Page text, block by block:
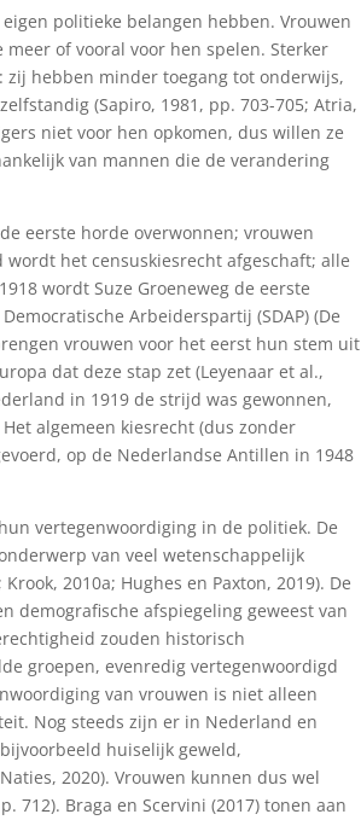
politieke belangen hebben. Vrouwen
of vooral voor hen spelen. Sterker
hebben minder toegang tot onderwijs,
(Sapiro, 1981, pp. 703-705; Atria,
niet voor hen opkomen, dus willen ze
van mannen die de verandering
eerste horde overwonnen; vrouwen
het censuskiesrecht afgeschaft; alle
wordt Suze Groeneweg de eerste
Arbeiderspartij (SDAP) (De
vrouwen voor het eerst hun stem uit
dat deze stap zet (Leyenaar et al.,
in 1919 de strijd was gewonnen,
algemeen kiesrecht (dus zonder
op de Nederlandse Antillen in 1948
vertegenwoordiging in de politiek. De
van veel wetenschappelijk
2010a; Hughes en Paxton, 2019). De
demografische afspiegeling geweest van
zouden historisch
groepen, evenredig vertegenwoordigd
van vrouwen is niet alleen
Nog steeds zijn er in Nederland en
huiselijk geweld,
2020). Vrouwen kunnen dus wel
712). Braga en Scervini (2017) tonen aan